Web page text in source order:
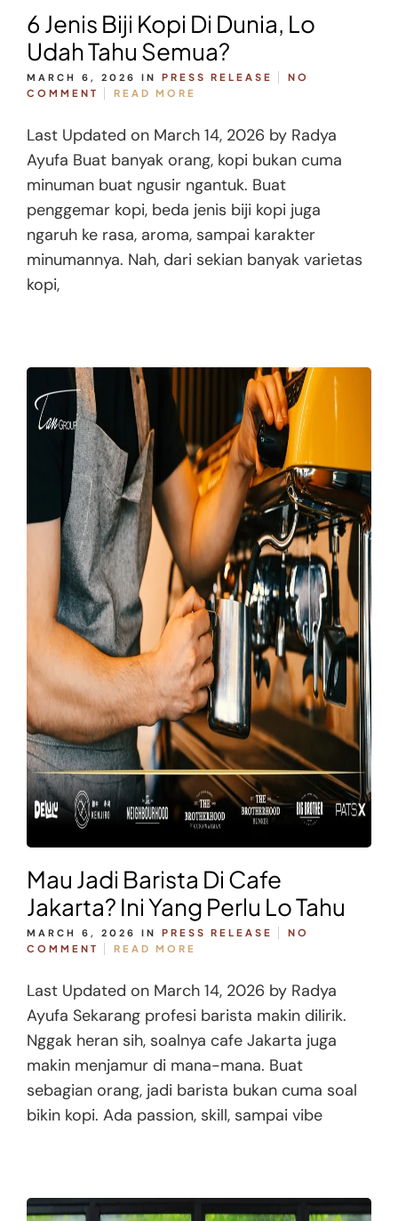
6 Jenis Biji Kopi Di Dunia, Lo
Udah Tahu Semua?
MARCH 6, 2026 IN PRESS RELEASE
NO
COMMENT
READ MORE
Last Updated on March 14, 2026 by Radya
Ayufa Buat banyak orang, kopi bukan cuma
minuman buat ngusir ngantuk. Buat
penggemar kopi, beda jenis biji kopi juga
ngaruh ke rasa, aroma, sampai karakter
minumannya. Nah, dari sekian banyak varietas
kopi,
Mau Jadi Barista Di Cafe
Jakarta? Ini Yang Perlu Lo Tahu
MARCH 6, 2026 IN PRESS RELEASE
NO
COMMENT
READ MORE
Last Updated on March 14, 2026 by Radya
Ayufa Sekarang profesi barista makin dilirik.
Nggak heran sih, soalnya cafe Jakarta juga
makin menjamur di mana-mana. Buat
sebagian orang, jadi barista bukan cuma soal
bikin kopi. Ada passion, skill, sampai vibe